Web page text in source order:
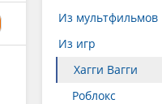
Из мультфильмов
Из игр
Хагги Вагги
Роблокс